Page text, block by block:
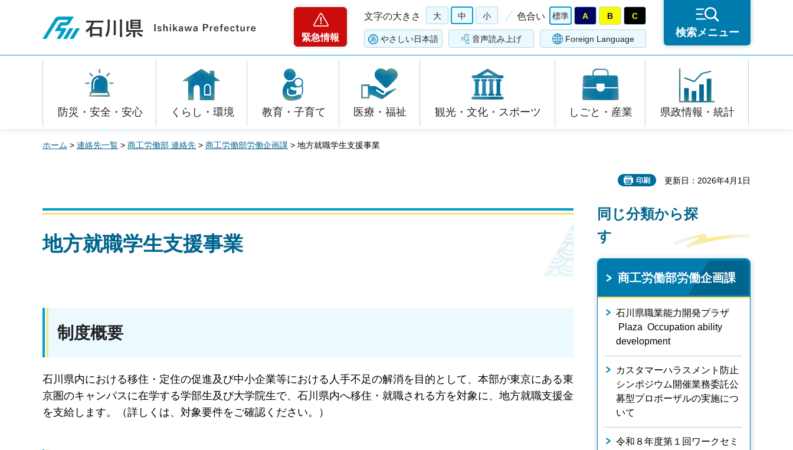
石川県
緊急情報
文字の大きさ 大 中 小 色合い 標準 A B C
やさしい日本語 音声読み上げ Foreign Language
検索メニュー
防災・安全・安心 くらし・環境 教育・子育て 医療・福祉 観光・文化・スポーツ しごと・産業 県政情報・統計
ホーム > 連絡先一覧 > 商工労働部 連絡先 > 商工労働部労働企画課 > 地方就職学生支援事業
印刷 更新日：2026年4月1日
地方就職学生支援事業
制度概要
石川県内における移住・定住の促進及び中小企業等における人手不足の解消を目的として、本部が東京にある東
京圏のキャンパスに在学する学部生及び大学院生で、石川県内へ移住・就職される方を対象に、地方就職支援金
を支給します。（詳しくは、対象要件をご確認ください。）
同じ分類から探
す
商工労働部労働企画課
石川県職業能力開発プラザ
Plaza Occupation ability
development
カスタマーハラスメント防止
シンポジウム開催業務委託公
募型プロポーザルの実施につ
いて
令和８年度第１回ワークセミ